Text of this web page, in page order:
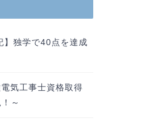
】独学で40点を達成
気工事士資格取得
～